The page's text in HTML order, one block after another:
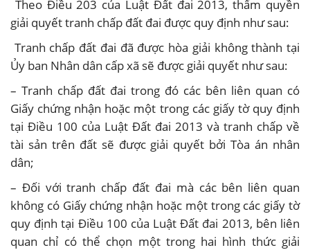
Theo Điều 203 của Luật Đất đai 2013, thẩm quyền
giải quyết tranh chấp đất đai được quy định như sau:
Tranh chấp đất đai đã được hòa giải không thành tại
Ủy ban Nhân dân cấp xã sẽ được giải quyết như sau:
– Tranh chấp đất đai trong đó các bên liên quan có
Giấy chứng nhận hoặc một trong các giấy tờ quy định
tại Điều 100 của Luật Đất đai 2013 và tranh chấp về
tài sản trên đất sẽ được giải quyết bởi Tòa án nhân
dân;
– Đối với tranh chấp đất đai mà các bên liên quan
không có Giấy chứng nhận hoặc một trong các giấy tờ
quy định tại Điều 100 của Luật Đất đai 2013, bên liên
quan chỉ có thể chọn một trong hai hình thức giải